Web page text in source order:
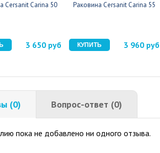
Cersanit Carina 50
3 650 руб
Раковина Cersanit Carina 55
3 960 руб
(0) Вопрос-ответ (0)
пока не добавлено ни одного отзыва.